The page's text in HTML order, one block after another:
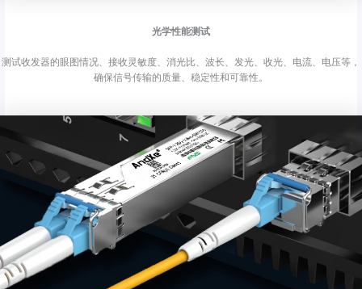
光学性能测试
测试收发器的眼图情况、接收灵敏度、消光比、波长、发光、收光、电流、电压等，
确保信号传输的质量、稳定性和可靠性。